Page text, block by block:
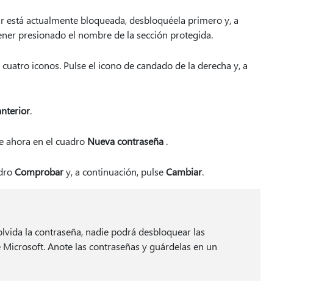
actualmente bloqueada, desbloquéela primero y, a
presionado el nombre de la sección protegida.
iconos. Pulse el icono de candado de la derecha y, a
.
ahora en el cuadro Nueva contraseña .
Comprobary, a continuación, pulseCambiar.
la contraseña, nadie podrá desbloquear las
Anote las contraseñas y guárdelas en un